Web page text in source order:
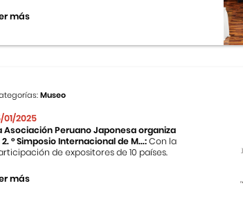
más
Museo
01/2025
Asociación Peruano Japonesa organiza
2. ° Simposio Internacional de M...:Con la
de expositores de 10 países.
más